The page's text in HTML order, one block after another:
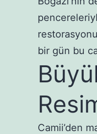
bir gün bu
Camii’den